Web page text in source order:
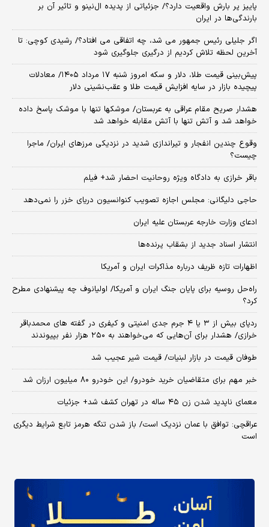
پاییز پر بارش واقعیت دارد؟/ جزئیاتی از پدیده ال‌نینو و تاثیر آن بر
بارندگی‌ها در ایران
اگر جلیلی رئیس جمهور می شد، چه اتفاقی می افتاد؟/ رشیدی کوچی: تا
آخرین لحظه تلاش کردیم از درگیری جلوگیری شود
پیش‌بینی قیمت طلا، دلار و سکه امروز شنبه ۱۷ مرداد ۱۴۰۵/ معادلات
پیچیده بازار در سایه افزایش قیمت طلا و عقب‌نشینی دلار
هشدار صریح مقام عراقی به عربستان/ موشکها تنها با موشک پاسخ داده
خواهد شد و آتش تنها با آتش مقابله خواهد شد
وقوع چندین انفجار و تیراندازی شدید در نزدیکی مرز‌های ایران/ ماجرا
چیست؟
باقر خرازی به دادگاه ویژه روحانیت احضار شد+ فیلم
حاجی دلیگانی: مجلس اجازه تصویب کنوانسیون دریای خزر را نمی‌دهد
ادعای وزارت خارجه عربستان علیه ایران
انتشار اسناد جدید از بشقاب پرنده‌ها
اظهارات تازه ظریف درباره مذاکرات ایران و آمریکا
راه‌حل روسیه برای پایان جنگ ایران و آمریکا/ اولیانوف چه پیشنهادی مطرح
کرد؟
ردپای بیش از ۳ یا ۴ جرم جدی امنیتی و کیفری در گفته های محمدباقر
خرازی/ هشدار برای آن‌هایی که می‌خواهند به ۲۵۰ هزار نفر بپیوندند
طوفان قیمت در بازار لبنیات/ قیمت شیر عجیب شد
خبر مهم برای متقاضیان خرید خودرو/ این خودرو ۸۰ میلیون ارزان شد
معمای ناپدید شدن زن ۴۵ ساله در تهران کشف شد+ جزئیات
عراقچی: توافق با عمان نزدیک است/ باز شدن تنگه هرمز تابع شرایط دیگری
است